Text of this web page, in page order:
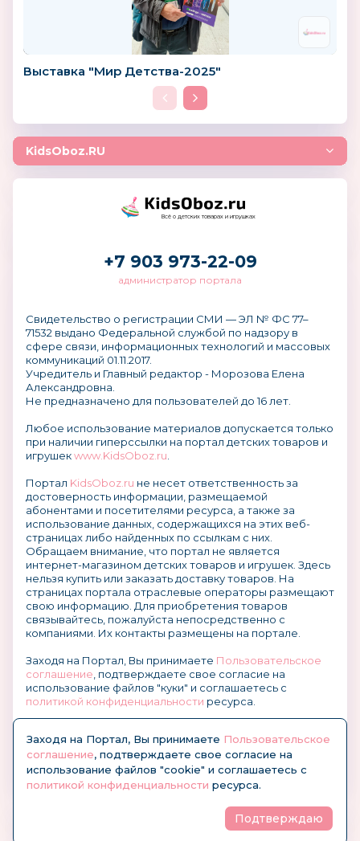
Выставка "Мир Детства-2025"
KidsOboz.RU
Всё о детских товарах и игрушках
+7 903 973-22-09
администратор портала
Свидетельство о регистрации СМИ — ЭЛ № ФС 77–
71532 выдано Федеральной службой по надзору в
сфере связи, информационных технологий и массовых
коммуникаций 01.11.2017.
Учредитель и Главный редактор - Морозова Елена
Александровна.
Не предназначено для пользователей до 16 лет.
Любое использование материалов допускается только
при наличии гиперссылки на портал детских товаров и
игрушекwww.KidsOboz.ru
Портал KidsOboz.ru не несет ответственность за
достоверность информации, размещаемой
абонентами и посетителями ресурса, а также за
использование данных, содержащихся на этих веб-
страницах либо найденных по ссылкам с них.
Обращаем внимание, что портал не является
интернет-магазином детских товаров и игрушек. Здесь
нельзя купить или заказать доставку товаров. На
страницах портала отраслевые операторы размещают
свою информацию. Для приобретения товаров
связывайтесь, пожалуйста непосредственно с
компаниями. Их контакты размещены на портале.
Заходя на Портал, Вы принимаете Пользовательское
соглашение , подтверждаете свое согласие на
использование файлов "куки" и соглашаетесь с
политикой конфиденциальности ресурса.
© KidsOboz.RU 2004-2026
Заходя на Портал, Вы принимаете Пользовательское
соглашение, подтверждаете свое согласие на
использование файлов "cookie" и соглашаетесь с
политикой конфиденциальности ресурса.
Подтверждаю